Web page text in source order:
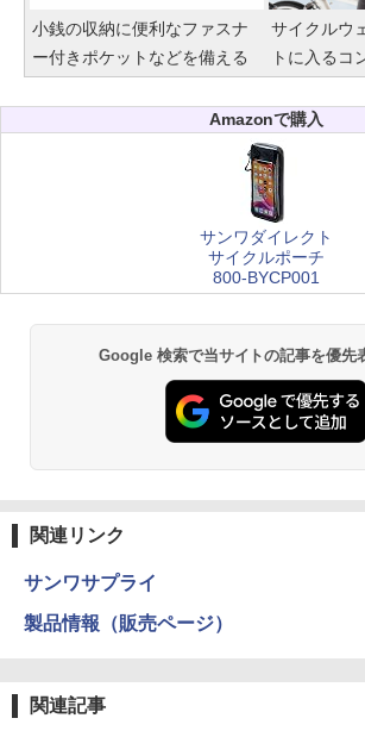
小銭の収納に便利なファスナ
ー付きポケットなどを備える
サイクルウ
トに入るコ
Amazonで購入
サンワダイレクト
サイクルポーチ
800-BYCP001
Google 検索で当サイトの記事を優先
関連リンク
サンワサプライ
製品情報（販売ページ）
関連記事